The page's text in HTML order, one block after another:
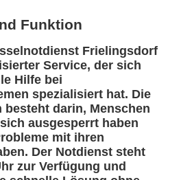
Funktion
Frielingsdorf
Service, der sich
Hilfe bei
spezialisiert hat. Die
besteht darin, Menschen
ausgesperrt haben
mit ihren
Der Notdienst steht
zur Verfügung und